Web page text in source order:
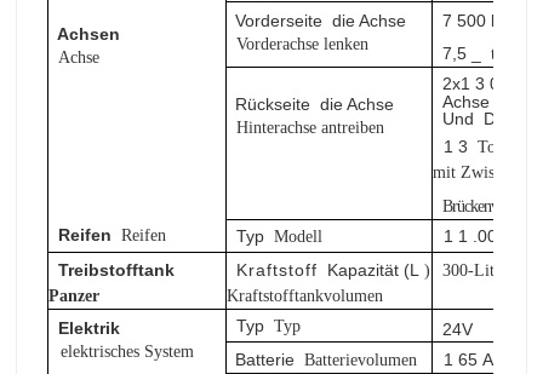
Achsen
Achse
Vorderseite die Achse
Vorderachse lenken
7 500 kg
7,5
t
Rückseite die Achse
Hinterachse antreiben
2x1 3 000kg,
Achse
Und
1 3 Tonne
mit
Reifen Reifen Typ Modell 1 1 .00R
Treibstofftank
Panzer
Kraftstoff Kapazität (L )
Kraftstofftankvolumen
300-Liter-
Elektrik
elektrisches System
Typ Typ
24V
Batterie Batterievolumen 1 65 Ah